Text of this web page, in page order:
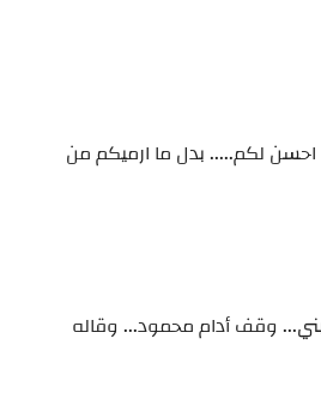
احسن لكم..... بدل ما ارميكم من
وقف أدام محمود... وقاله